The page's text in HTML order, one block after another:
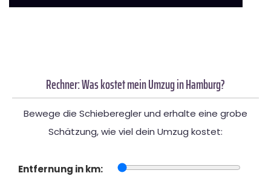
Rechner: Was kostet mein Umzug in Hamburg?
Bewege die Schieberegler und erhalte eine grobe
Schätzung, wie viel dein Umzug kostet:
Entfernung in km: